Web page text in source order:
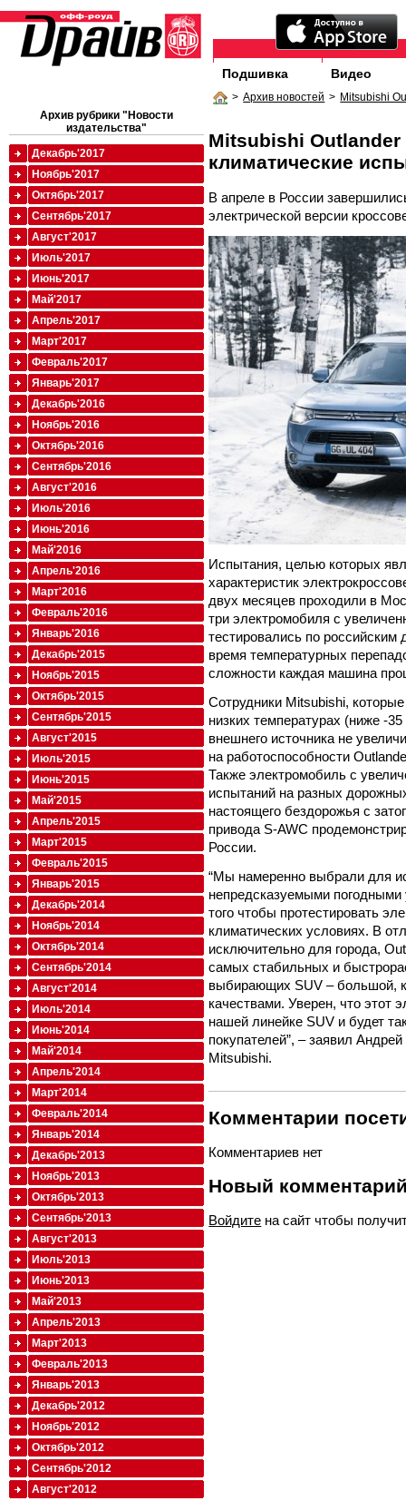
Подшивка Видео
> Архив новостей > Mitsubishi
Mitsubishi
климатические
В апреле в России
электрической версии
Испытания, целью которых
характеристик
двух месяцев проходили в
три электромобиля с
тестировались по российским
время температурных
сложности каждая машина
Сотрудники Mitsubishi,
низких температурах (ниже -
внешнего источника не
на работоспособности
Также электромобиль с
испытаний на разных
настоящего бездорожья с
привода S-AWC
России.
“Мы намеренно выбрали для
непредсказуемыми
того чтобы протестировать
климатических условиях. В
исключительно для города,
самых стабильных и
выбирающих SUV – большой,
качествами. Уверен, что этот
нашей линейке SUV и будет
покупателей”, – заявил
Mitsubishi.
Комментарии
Комментариев нет
Новый
Войдите на сайт чтобы
Архив рубрики "Новости
издательства"
Декабрь'2017
Ноябрь'2017
Октябрь'2017
Сентябрь'2017
Август'2017
Июль'2017
Июнь'2017
Май'2017
Апрель'2017
Март'2017
Февраль'2017
Январь'2017
Декабрь'2016
Ноябрь'2016
Октябрь'2016
Сентябрь'2016
Август'2016
Июль'2016
Июнь'2016
Май'2016
Апрель'2016
Март'2016
Февраль'2016
Январь'2016
Декабрь'2015
Ноябрь'2015
Октябрь'2015
Сентябрь'2015
Август'2015
Июль'2015
Июнь'2015
Май'2015
Апрель'2015
Март'2015
Февраль'2015
Январь'2015
Декабрь'2014
Ноябрь'2014
Октябрь'2014
Сентябрь'2014
Август'2014
Июль'2014
Июнь'2014
Май'2014
Апрель'2014
Март'2014
Февраль'2014
Январь'2014
Декабрь'2013
Ноябрь'2013
Октябрь'2013
Сентябрь'2013
Август'2013
Июль'2013
Июнь'2013
Май'2013
Апрель'2013
Март'2013
Февраль'2013
Январь'2013
Декабрь'2012
Ноябрь'2012
Октябрь'2012
Сентябрь'2012
Август'2012